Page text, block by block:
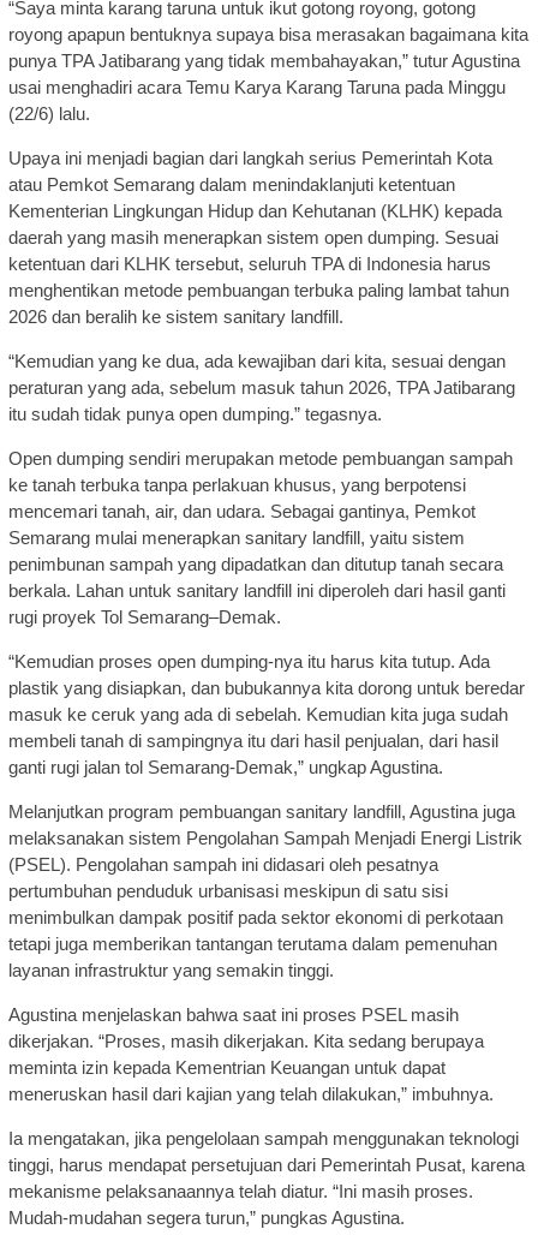
“Saya minta karang taruna untuk ikut gotong royong, gotong
royong apapun bentuknya supaya bisa merasakan bagaimana kita
punya TPA Jatibarang yang tidak membahayakan,” tutur Agustina
usai menghadiri acara Temu Karya Karang Taruna pada Minggu
(22/6) lalu.
Upaya ini menjadi bagian dari langkah serius Pemerintah Kota
atau Pemkot Semarang dalam menindaklanjuti ketentuan
Kementerian Lingkungan Hidup dan Kehutanan (KLHK) kepada
daerah yang masih menerapkan sistem open dumping. Sesuai
ketentuan dari KLHK tersebut, seluruh TPA di Indonesia harus
menghentikan metode pembuangan terbuka paling lambat tahun
2026 dan beralih ke sistem sanitary landfill.
“Kemudian yang ke dua, ada kewajiban dari kita, sesuai dengan
peraturan yang ada, sebelum masuk tahun 2026, TPA Jatibarang
itu sudah tidak punya open dumping.” tegasnya.
Open dumping sendiri merupakan metode pembuangan sampah
ke tanah terbuka tanpa perlakuan khusus, yang berpotensi
mencemari tanah, air, dan udara. Sebagai gantinya, Pemkot
Semarang mulai menerapkan sanitary landfill, yaitu sistem
penimbunan sampah yang dipadatkan dan ditutup tanah secara
berkala. Lahan untuk sanitary landfill ini diperoleh dari hasil ganti
rugi proyek Tol Semarang–Demak.
“Kemudian proses open dumping-nya itu harus kita tutup. Ada
plastik yang disiapkan, dan bubukannya kita dorong untuk beredar
masuk ke ceruk yang ada di sebelah. Kemudian kita juga sudah
membeli tanah di sampingnya itu dari hasil penjualan, dari hasil
ganti rugi jalan tol Semarang-Demak,” ungkap Agustina.
Melanjutkan program pembuangan sanitary landfill, Agustina juga
melaksanakan sistem Pengolahan Sampah Menjadi Energi Listrik
(PSEL). Pengolahan sampah ini didasari oleh pesatnya
pertumbuhan penduduk urbanisasi meskipun di satu sisi
menimbulkan dampak positif pada sektor ekonomi di perkotaan
tetapi juga memberikan tantangan terutama dalam pemenuhan
layanan infrastruktur yang semakin tinggi.
Agustina menjelaskan bahwa saat ini proses PSEL masih
dikerjakan. “Proses, masih dikerjakan. Kita sedang berupaya
meminta izin kepada Kementrian Keuangan untuk dapat
meneruskan hasil dari kajian yang telah dilakukan,” imbuhnya.
Ia mengatakan, jika pengelolaan sampah menggunakan teknologi
tinggi, harus mendapat persetujuan dari Pemerintah Pusat, karena
mekanisme pelaksanaannya telah diatur. “Ini masih proses.
Mudah-mudahan segera turun,” pungkas Agustina.